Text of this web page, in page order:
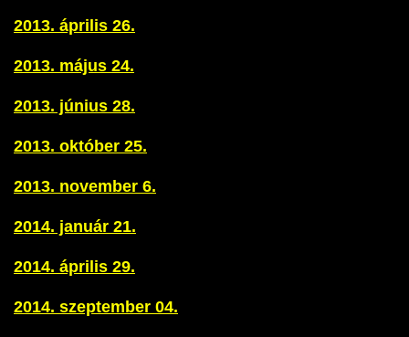
2013. április 26.
2013. május 24.
2013. június 28.
2013. október 25.
2013. november 6.
2014. január 21.
2014. április 29.
2014. szeptember 04.